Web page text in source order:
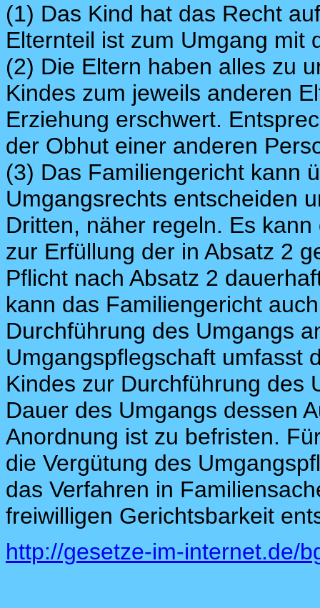
(1) Das Kind hat das Recht
Elternteil ist zum Umgang mit
(2) Die Eltern haben alles zu
Kindes zum jeweils anderen
Erziehung erschwert.
der Obhut einer anderen
(3) Das Familiengericht kann
Umgangsrechts entscheiden
Dritten, näher regeln. Es
zur Erfüllung der in Absatz 2
Pflicht nach Absatz 2
kann das Familiengericht
Durchführung des Umgangs
Umgangspflegschaft umfasst
Kindes zur Durchführung des
Dauer des Umgangs dessen
Anordnung ist zu befristen.
die Vergütung des
das Verfahren in
freiwilligen Gerichtsbarkeit
http://gesetze-im-internet.de/